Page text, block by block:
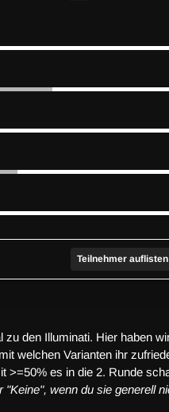
Teilnehmer auflisten
den Illuminati. Hier haben
welchen Varianten ihr
>=50% es in die 2. Runde
wenn du sie generell